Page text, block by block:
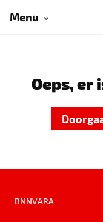
Menu
Oeps, er
BNNVARA